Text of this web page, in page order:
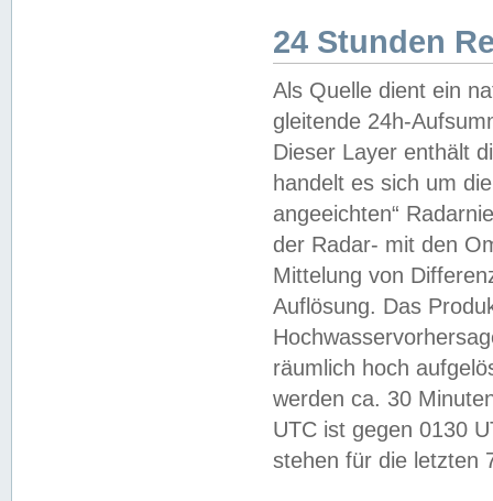
24 Stunden
Als Quelle dient ein
gleitende 24h-
Dieser Layer enthält
handelt es sich um
angeeichten“
der Radar- mit den
Mittelung von
Auflösung. Das
räumlich hoch
werden ca. 30
UTC ist gegen 0130
stehen für die letzten